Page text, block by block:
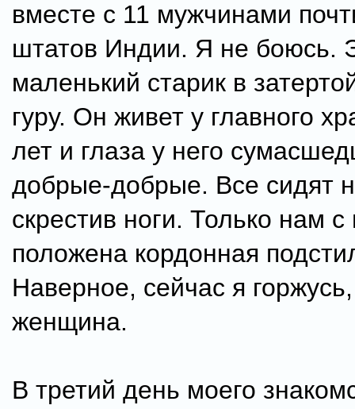
вместе с 11 мужчинами
штатов Индии. Я не боюсь.
маленький старик в
гуру. Он живет у главного
лет и глаза у него
добрые-добрые. Все сидят
скрестив ноги. Только нам с
положена кордонная
Наверное, сейчас я
женщина.
В третий день моего